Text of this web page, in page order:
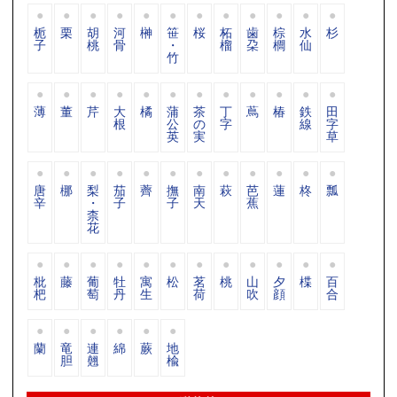
栀
子
栗 胡
桃
河
骨
榊 笹
・
竹
桜 柘
榴
歯
朶
棕
櫚
水
仙
杉
薄 董 芹 大
根
橘 蒲
公
英
茶
の
実
丁
字
蔦 椿 鉄
線
田
字
草
唐
辛
梛 梨
・
柰
花
茄
子
薺 撫
子
南
天
萩 芭
蕉
蓮 柊 瓢
枇
杷
藤 葡
萄
牡
丹
寓
生
松 茗
荷
桃 山
吹
夕
顔
楪 百
合
蘭 竜
胆
連
翹
綿 蕨 地
楡